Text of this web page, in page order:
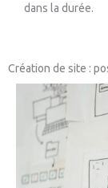
dans la durée.
Création de site :